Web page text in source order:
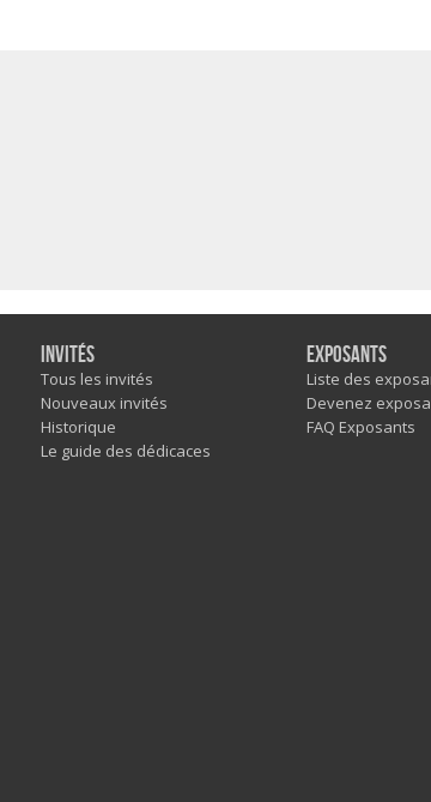
Invités
Tous les invités
Nouveaux invités
Historique
Le guide des dédicaces
Exposants
Liste des
Devenez
FAQ Exposants